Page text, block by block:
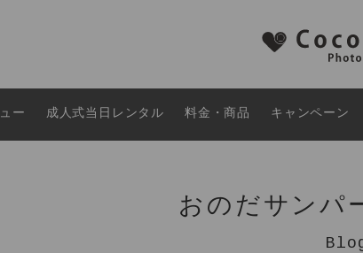
ー 成人式当日レンタル 料金・商品 キャンペーン
おのだサンパ